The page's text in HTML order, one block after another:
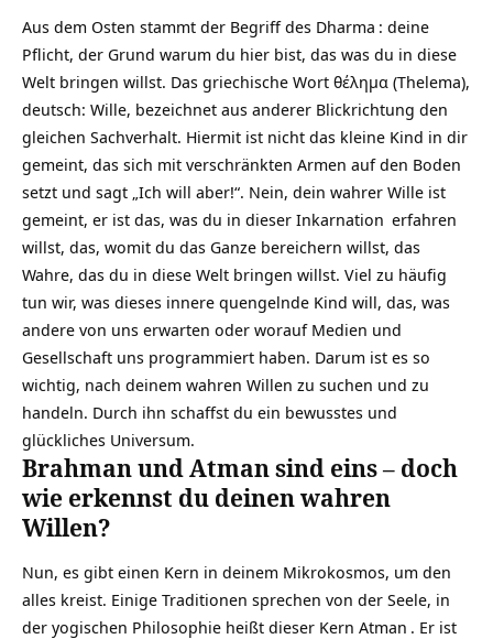
Aus dem Osten stammt der Begriff des Dharma : deine
Pflicht, der Grund warum du hier bist, das was du in diese
Welt bringen willst. Das griechische Wort θέλημα (Thelema),
deutsch: Wille, bezeichnet aus anderer Blickrichtung den
gleichen Sachverhalt. Hiermit ist nicht das kleine Kind in dir
gemeint, das sich mit verschränkten Armen auf den Boden
setzt und sagt „Ich will aber!“. Nein, dein wahrer Wille ist
gemeint, er ist das, was du in dieser Inkarnation erfahren
willst, das, womit du das Ganze bereichern willst, das
Wahre, das du in diese Welt bringen willst. Viel zu häufig
tun wir, was dieses innere quengelnde Kind will, das, was
andere von uns erwarten oder worauf Medien und
Gesellschaft uns programmiert haben. Darum ist es so
wichtig, nach deinem wahren Willen zu suchen und zu
handeln. Durch ihn schaffst du ein bewusstes und
glückliches Universum.
Brahman und Atman sind eins – doch
wie erkennst du deinen wahren
Willen?
Nun, es gibt einen Kern in deinem Mikrokosmos, um den
alles kreist. Einige Traditionen sprechen von der Seele, in
der yogischen Philosophie heißt dieser Kern Atman . Er ist